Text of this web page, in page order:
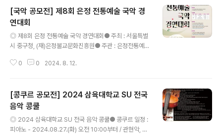
[국악 공모전] 제8회 은정 전통예술 국악 경
연대회
◎ 제8회 은정 전통예술 국악 경연대회● 주최 : 서울특별
시 중구청, (재)은정불교문화진흥원● 주관 : 은정전통예술
법인 동국대학교 ◎ 시상내역∎ 종합대상 : 문화체육관광부
인 300,000원 ◎ 대회일정∎ 예선 : 2024년 8월 30일
(금) 10:00~ (09:30 참석자 확인 및 순서 추첨/시간엄수)
∎ 본선 : 2024년 8월 31일 (토) 10:00~ (09:30 참석자
확인 및 순서 추첨/시간엄수)∎ 종합대상 경연 : 본선 후 이
어서 진행 ◎ 대회장소∎ 예선 : 동국대학교 문화관 내 (부
0 0 2024. 8. 12.
[콩쿠르 공모전] 2024 삼육대학교 SU 전국
음악 콩쿨
◎ 2024 삼육대학교 SU 전국 음악 콩쿨● 콩쿠르 일정 :
피아노 - 2024.08.27.(화) 오전 10:00부터 / 관현악, 성